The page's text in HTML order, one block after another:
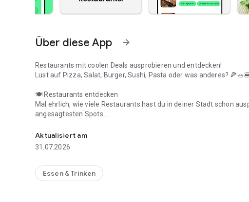
Über diese App arrow_forward
Restaurants mit coolen Deals ausprobieren und entdecken!
Lust auf Pizza, Salat, Burger, Sushi, Pasta oder was anderes?
🍽️ Restaurants entdecken
Mal ehrlich, wie viele Restaurants hast du in deiner Stadt schon
angesagtesten Spots.
🎁Coole Deals
Unsere Partner-Restaurants laden dich ein: 2 für 1 Hauptgericht,
📱Immer dabei
Du hast alle Deals immer in deiner Hosentasche. Schau dir doch
Aktualisiert am
31.07.2026
Essen & Trinken